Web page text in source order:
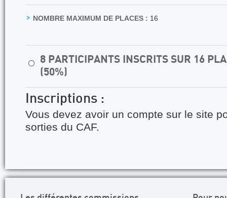
NOMBRE MAXIMUM DE PLACES : 16
⚪
8 PARTICIPANTS INSCRITS SUR 16
(50%)
Inscriptions :
Vous devez avoir un compte sur le site
sorties du CAF.